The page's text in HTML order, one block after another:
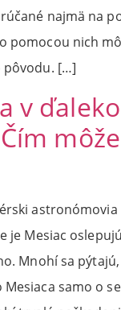
najmä na
pomocou nich
pôvodu. […]
v
astronómovia
je Mesiac
Mnohí sa
samo o